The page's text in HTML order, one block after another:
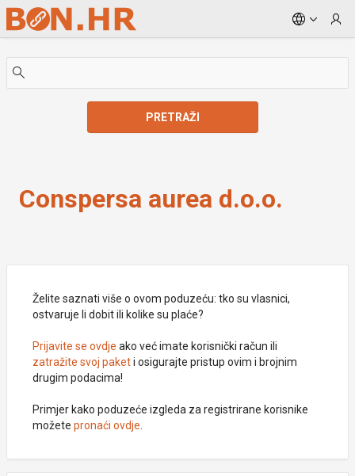
Skip to Main Content
PRETRAŽI
Conspersa aurea d.o.o.
Želite saznati više o ovom poduzeću: tko su vlasnici,
ostvaruje li dobit ili kolike su plaće?
Prijavite se ovdje ako već imate korisnički račun ili
zatražite svoj paketi osigurajte pristup ovim i brojnim
drugim podacima!
Primjer kako poduzeće izgleda za registrirane korisnike
možete pronaći ovdje